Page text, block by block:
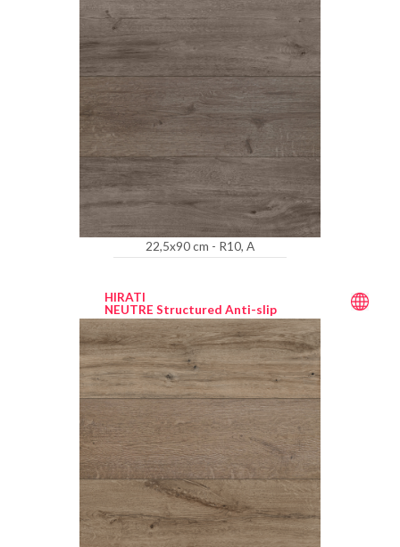
22,5x90 cm - R10, A
HIRATI
NEUTRE Structured Anti-slip